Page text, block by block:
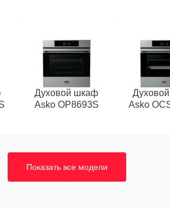
Духовой шкаф
Asko OP8693S
Asko
Показать все модели